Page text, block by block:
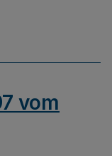
vom